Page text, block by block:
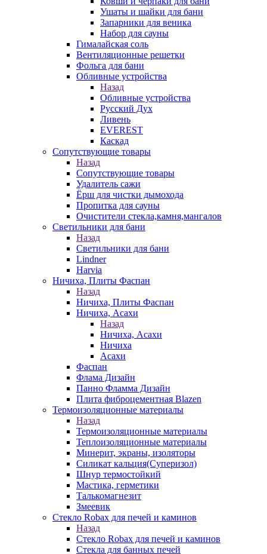
Ушаты и шайки для бани
Запарники для веника
Набор для сауны
Гималайская соль
Вентиляционные решетки
Фольга для бани
Обливные устройства
Назад
Обливные устройства
Русский Дух
Ливень
EVEREST
Каскад
Сопутствующие товары
Назад
Сопутствующие товары
Удалитель сажи
Ёрш для чистки дымохода
Пропитка для сауны
Очистители стекла,камня,мангалов
Светильники для бани
Назад
Светильники для бани
Lindner
Harvia
Ничиха, Плиты Фаспан
Назад
Ничиха, Плиты Фаспан
Ничиха, Асахи
Назад
Ничиха, Асахи
Ничиха
Асахи
Фаспан
Флама Дизайн
Панно Фламма Дизайн
Плита фиброцементная Blazen
Термоизоляционные материалы
Назад
Термоизоляционные материалы
Теплоизоляционные материалы
Минерит, экраны, изоляторы
Силикат кальция(Суперизол)
Шнур термостойкий
Мастика, герметики
Талькомагнезит
Змеевик
Стекло Robax для печей и каминов
Назад
Стекло Robax для печей и каминов
Стекла для банных печей